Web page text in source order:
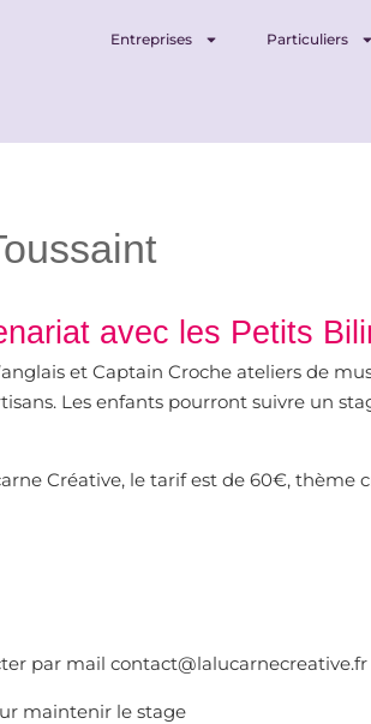
Entreprises Particuliers
avec les Petits
et Captain Croche ateliers de
Les enfants pourront suivre un
Créative, le tarif est de 60€,
par mail contact@lalucarnecreative.fr
maintenir le stage